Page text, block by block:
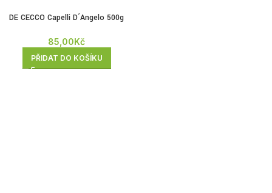
DE CECCO Capelli D´Angelo 500g
85,00Kč
PŘIDAT DO KOŠÍKU